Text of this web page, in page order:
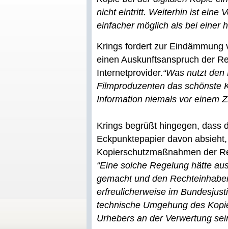
nicht eintritt. Weiterhin ist eine
einfacher möglich als bei einer
Krings fordert zur
einen Auskunftsanspruch der
Internetprovider.“Was nutzt
Filmproduzenten das schönste
Information niemals vor einem
Krings begrüßt hingegen, dass
Eckpunktepapier davon
Kopierschutzmaßnahmen der
“Eine solche Regelung hätte
gemacht und den
erfreulicherweise im
technische Umgehung des
Urhebers an der Verwertung